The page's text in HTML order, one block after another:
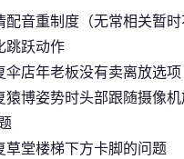
配音重制度（无常相关暂时
跳跃动作
伞店年老板没有卖离放选项
猿博姿势时头部跟随摄像
草堂楼梯下方卡脚的问题